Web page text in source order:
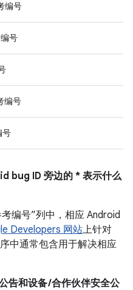
编号
号
编号
号
bug ID 旁边的 * 表示什么
编号”列中，相应 Android
Developers 网站上针对
中通常包含用于解决相应
告和设备 /合作伙伴安全公